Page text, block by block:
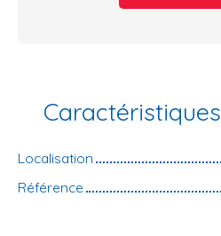
Caractéristiques
Localisation
Référence